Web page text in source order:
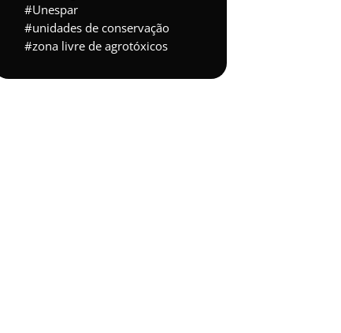
Unespar
unidades de conservação
zona livre de agrotóxicos